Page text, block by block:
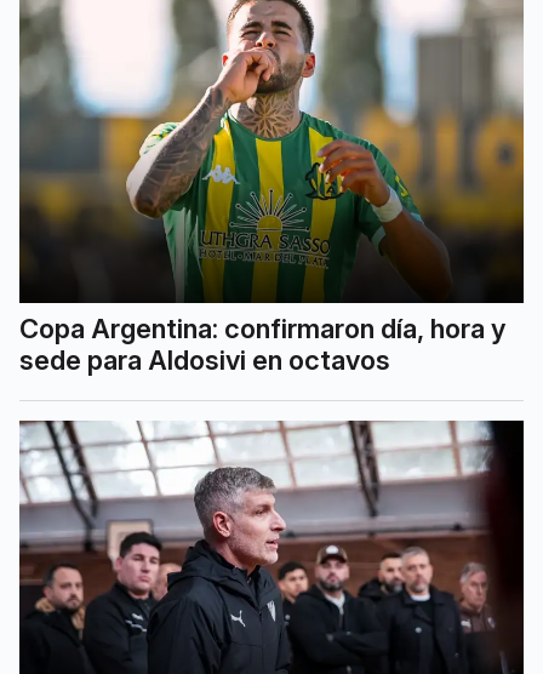
Copa Argentina: confirmaron día, hora y
sede para Aldosivi en octavos